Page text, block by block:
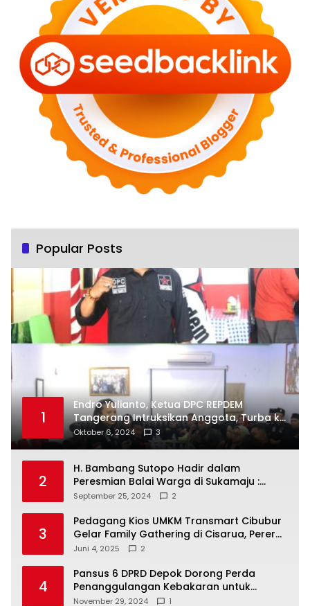
Popular Posts
1
Endro Yulianto, Ketua DPC REPDEM
Tangerang Intruksikan Anggota, Turba ke
Masyarakat Dan Jalani Apa Yang di
Putuskan RAKERCABSUS
Oktober 6, 2024 3
2
H. Bambang Sutopo Hadir dalam
Peresmian Balai Warga di Sukamaju :
Wadah Baru untuk Kolaborasi dan
September 25, 2024 2
3
Pedagang Kios UMKM Transmart Cibubur
Gelar Family Gathering di Cisarua, Pererat
Silaturahmi dan Kekompakan
Juni 4, 2025 2
4
Pansus 6 DPRD Depok Dorong Perda
Penanggulangan Kebakaran untuk
Keselamatan Warga
November 29, 2024 1